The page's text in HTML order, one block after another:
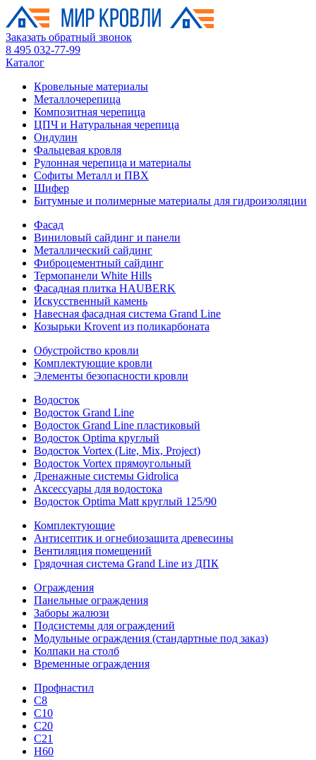
Заказать обратный звонок
8 495 032-77-99
Каталог
Кровельные материалы
Металлочерепица
Композитная черепица
ЦПЧ и Натуральная черепица
Ондулин
Фальцевая кровля
Рулонная черепица и материалы
Софиты Металл и ПВХ
Шифер
Битумные и полимерные материалы для гидроизоляции
Фасад
Виниловый сайдинг и панели
Металлический сайдинг
Фиброцементный сайдинг
Термопанели White Hills
Фасадная плитка HAUBERK
Искусственный камень
Навесная фасадная система Grand Line
Козырьки Krovent из поликарбоната
Обустройство кровли
Комплектующие кровли
Элементы безопасности кровли
Водосток
Водосток Grand Line
Водосток Grand Line пластиковый
Водосток Optima круглый
Водосток Vortex (Lite, Mix, Project)
Водосток Vortex прямоугольный
Дренажные системы Gidrolica
Аксессуары для водостока
Водосток Optima Matt круглый 125/90
Комплектующие
Антисептик и огнебиозащита древесины
Вентиляция помещений
Грядочная система Grand Line из ДПК
Ограждения
Панельные ограждения
Заборы жалюзи
Подсистемы для ограждений
Модульные ограждения (стандартные под заказ)
Колпаки на столб
Временные ограждения
Профнастил
С8
С10
С20
С21
H60